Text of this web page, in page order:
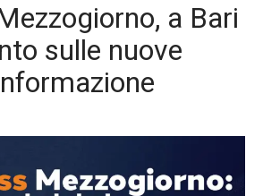
a Bari
sulle nuove